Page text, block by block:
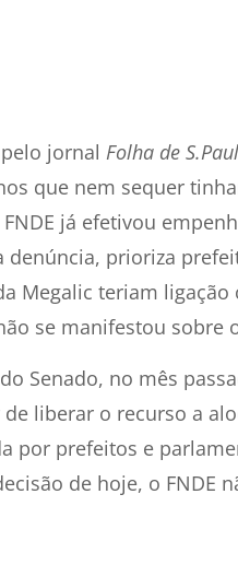
jornal Folha de
que nem sequer
já efetivou
prioriza
Megalic teriam
se manifestou sobre
Senado, no mês
liberar o recurso a
por prefeitos e
de hoje, o FNDE